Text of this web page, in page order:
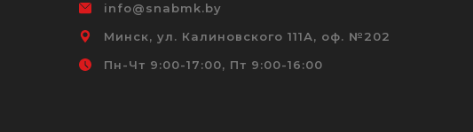
info@snabmk.by
Минск, ул. Калиновского 111А, оф. №202
Пн-Чт 9:00-17:00, Пт 9:00-16:00